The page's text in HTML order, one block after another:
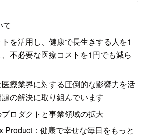
て
を活用し、健康で長生きする人を1
不必要な医療コストを1円でも減ら
療業界に対する圧倒的な影響力を活
の解決に取り組んでいます
ロダクトと事業領域の拡大
Product：健康で幸せな毎日をもっと